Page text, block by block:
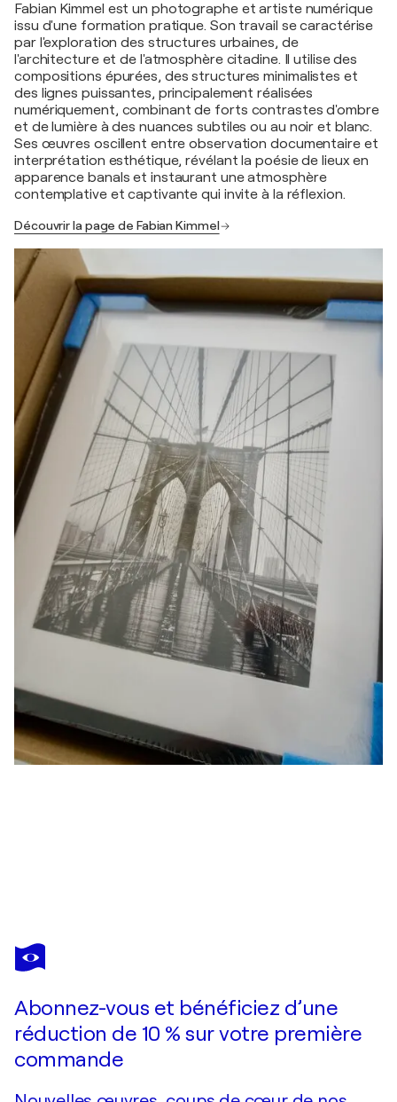
Fabian Kimmel est un photographe et artiste numérique
issu d'une formation pratique. Son travail se caractérise
par l'exploration des structures urbaines, de
l'architecture et de l'atmosphère citadine. Il utilise des
compositions épurées, des structures minimalistes et
des lignes puissantes, principalement réalisées
numériquement, combinant de forts contrastes d'ombre
et de lumière à des nuances subtiles ou au noir et blanc.
Ses œuvres oscillent entre observation documentaire et
interprétation esthétique, révélant la poésie de lieux en
apparence banals et instaurant une atmosphère
contemplative et captivante qui invite à la réflexion.
Découvrir la page de Fabian Kimmel
FABIAN KIMMEL
Williamsburg Bridge Skyline - New York
Abonnez-vous et bénéficiez d’une
réduction de 10 % sur votre première
commande